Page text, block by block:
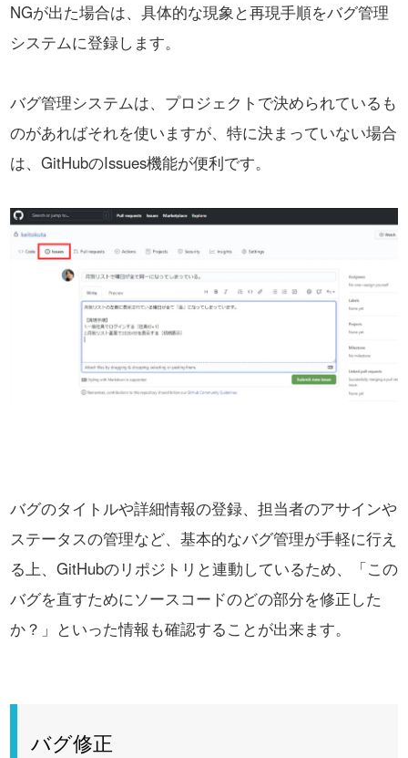
NGが出た場合は、具体的な現象と再現手順をバグ管理
システムに登録します。
バグ管理システムは、プロジェクトで決められているも
のがあればそれを使いますが、 特に決まっていない場合
は、GitHubのIssues機能が便利です。
バグのタイトルや詳細情報の登録、担当者のアサインや
ステータスの管理など、基本的なバグ管理が手軽に行え
る上、 GitHubのリポジトリと連動しているため、「この
バグを直すためにソースコードのどの部分を修正した
か？」といった情報も確認することが出来ます。
バグ修正